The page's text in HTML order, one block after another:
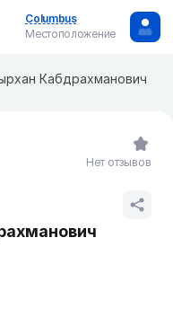
Columbus
Местоположение
Кабдрахманович
Нет отзывов